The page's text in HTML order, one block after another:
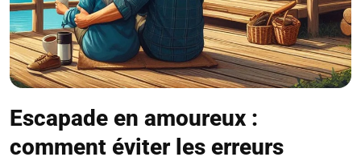
Escapade en amoureux :
comment éviter les erreurs